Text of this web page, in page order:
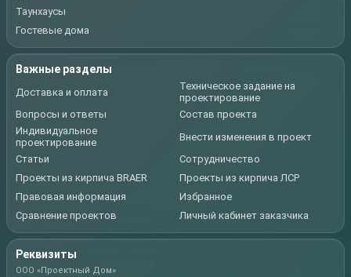
Таунхаусы
Гостевые дома
Важные разделы
Доставка и оплата
Техническое задание на
проектирование
Вопросы и ответы
Состав проекта
Индивидуальное
проектирование
Внести изменения в проект
Статьи
Сотрудничество
Проекты из кирпича BRAER
Проекты из кирпича ЛСР
Правовая информация
Избранное
Сравнение проектов
Личный кабинет заказчика
Реквизиты
ООО «Проектный Дом»